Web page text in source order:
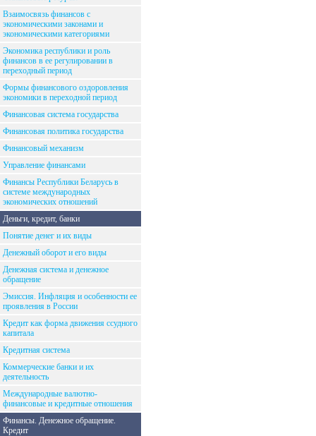
Взаимосвязь финансов с
экономическими законами и
экономическими категориями
Экономика республики и роль
финансов в ее регулировании в
переходный период
Формы финансового оздоровления
экономики в переходной период
Финансовая система государства
Финансовая политика государства
Финансовый механизм
Управление финансами
Финансы Республики Беларусь в
системе международных
экономических отношений
Деньги, кредит, банки
Понятие денег и их виды
Денежный оборот и его виды
Денежная система и денежное
обращение
Эмиссия. Инфляция и особенности ее
проявления в России
Кредит как форма движения ссудного
капитала
Кредитная система
Коммерческие банки и их
деятельность
Международные валютно-
финансовые и кредитные отношения
Финансы. Денежное обращение.
Кредит